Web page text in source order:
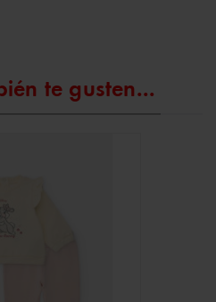
te gusten...